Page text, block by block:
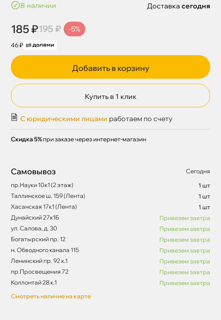
наличии
185 ₽195 ₽ -5%
46 ₽
Доставка сегодня
Добавить в корзину
Купить в 1 клик
С юридическими лицами работаем по счету
Скидка 5% при заказе через интернет-магазин
Самовывоз
Сегодня
пр.Науки 10к1 (2 этаж)
1 шт
Таллинское ш. 159 (Лента)
1 шт
Хасанская 17к1 (Лента)
1 шт
Дунайский 27к1Б
Привезем завтра
ул. Салова, д. 30
Привезем завтра
Богатырский пр. 12
Привезем завтра
н. Обводного канала 115
Привезем завтра
Ленинский пр. 92 к.1
Привезем завтра
пр.Просвещения 72
Привезем завтра
Коллонтай 28 к.1
Привезем завтра
Смотреть наличие на карте